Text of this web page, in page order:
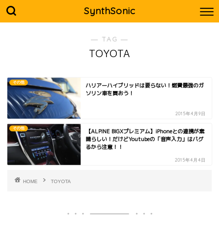
SynthSonic
― TAG ―
TOYOTA
その他
ハリアーハイブリッドは要らない！燃費最強のガ
ソリン車を買おう！
2015年4月9日
その他
【ALPINE BIGXプレミアム】iPhoneとの連携が素
晴らしい！だけどYoutubeの「音声入力」はバグ
るから注意！！
2015年4月4日
HOME TOYOTA